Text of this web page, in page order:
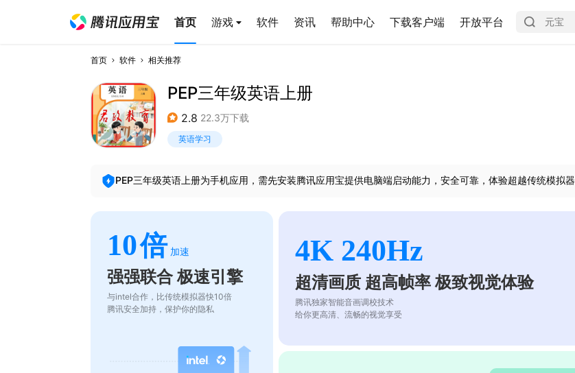
首页 游戏 软件 资讯 帮助中心 下载客户端 开放平台
首页 软件 相关推荐
PEP三年级英语上册
2.8 22.3万下载
英语学习
PEP三年级英语上册为手机应用，需先安装腾讯应用宝提供电脑端启动能力，安全可靠，体验超越传统模拟器
10倍 加速
强强联合 极速引擎
与intel合作，比传统模拟器快10倍
腾讯安全加持，保护你的隐私
4K 240Hz
超清画质 超高帧率 极致视觉体验
腾讯独家智能音画调校技术
给你更高清、流畅的视觉享受